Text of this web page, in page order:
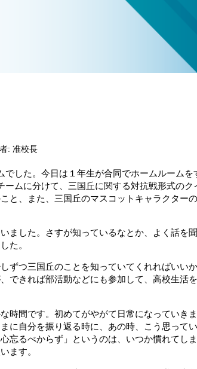
: 准校長
でした。今日は１年生が合同でホームルーム
ームに分けて、三国丘に関する対抗戦形式の
と、また、三国丘のマスコットキャラクター
ました。さすが知っているなとか、よく話を
た。
ずつ三国丘のことを知っていてくれればいい
できれば部活動などにも参加して、高校生活
時間です。初めてがやがて日常になっていき
に自分を振り返る時に、あの時、こう思って
忘るべからず」というのは、いつか慣れてし
ます。